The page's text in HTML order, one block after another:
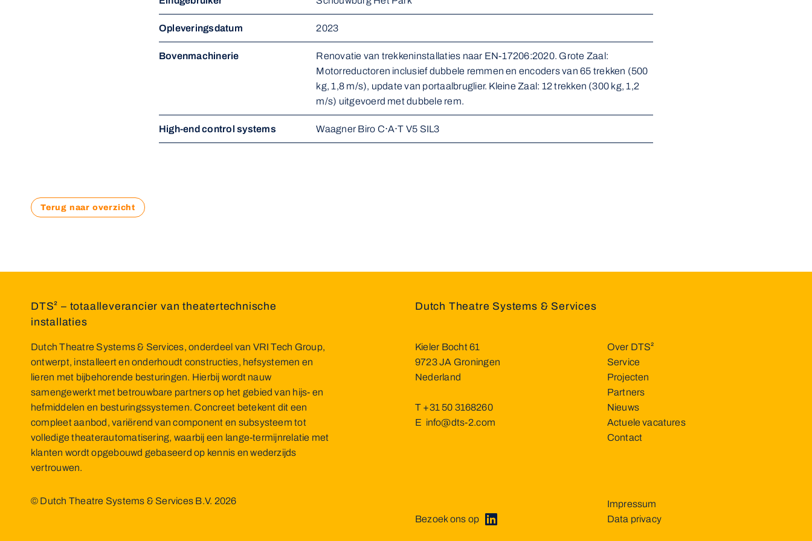
Opleveringsdatum 2023
Bovenmachinerie
Renovatie van trekkeninstallaties naar EN-17206:2020. Grote Zaal:
Motorreductoren inclusief dubbele remmen en encoders van 65 trekken (500
kg, 1,8 m/s), update van portaalbruglier. Kleine Zaal: 12 trekken (300 kg, 1,2
m/s) uitgevoerd met dubbele rem.
High-end control systems Waagner Biro C⋅A⋅T V5 SIL3
Terug naar overzicht
DTS² – totaalleverancier van theatertechnische
installaties
© Dutch Theatre Systems & Services B.V. 2026
Dutch Theatre Systems & Services
Dutch Theatre Systems & Services, onderdeel van VRI Tech Group,
ontwerpt, installeert en onderhoudt constructies, hefsystemen en
lieren met bijbehorende besturingen. Hierbij wordt nauw
samengewerkt met betrouwbare partners op het gebied van hijs- en
hefmiddelen en besturingssystemen. Concreet betekent dit een
compleet aanbod, variërend van component en subsysteem tot
volledige theaterautomatisering, waarbij een lange-termijnrelatie met
klanten wordt opgebouwd gebaseerd op kennis en wederzijds
vertrouwen.
Kieler Bocht 61
9723 JA Groningen
Nederland
T +31 50 3168260
E info@dts-2.com
Bezoek ons op
Over DTS²
Service
Projecten
Partners
Nieuws
Actuele vacatures
Contact
Impressum
Data privacy